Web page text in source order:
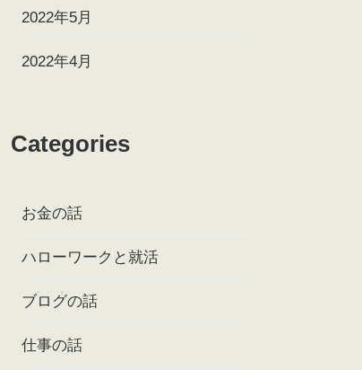
2022年5月
2022年4月
Categories
お金の話
ハローワークと就活
ブログの話
仕事の話